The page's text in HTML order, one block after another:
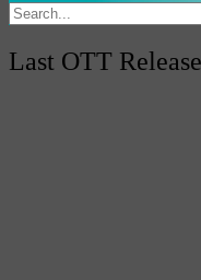
Last OTT